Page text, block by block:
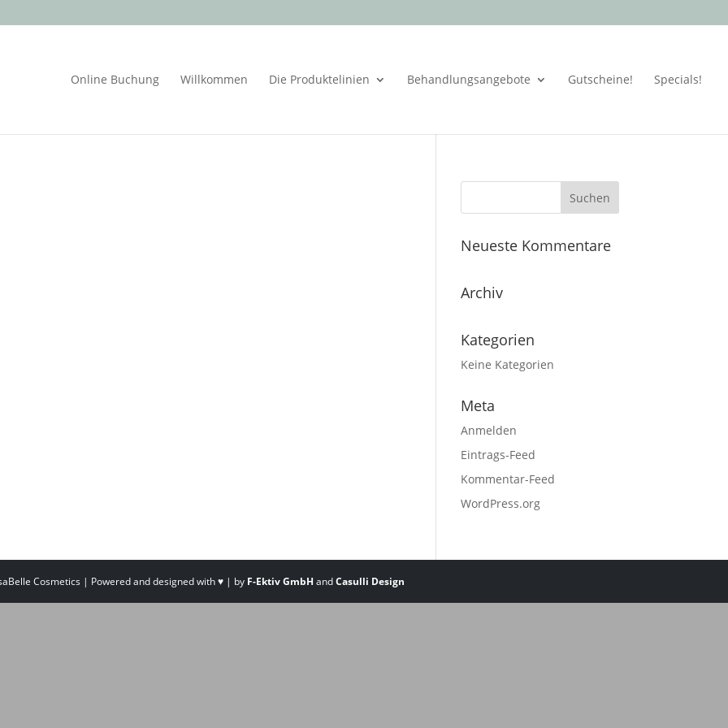
Online Buchung Willkommen Die Produktelinien Behandlungsangebote Gutscheine! Specials!
Neueste Kommentare
Archiv
Kategorien
Keine Kategorien
Meta
Anmelden
Eintrags-Feed
Kommentar-Feed
WordPress.org
Cosmetics | Powered and designed with ♥ | by F-Ektiv GmbH andCasulli Design